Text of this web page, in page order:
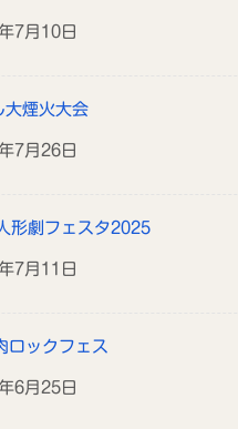
7月10日
煙火大会
7月26日
形劇フェスタ2025
7月11日
ロックフェス
6月25日